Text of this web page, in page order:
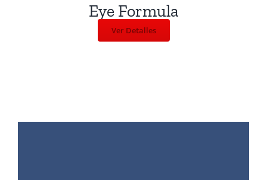
Eye Formula
Ver Detalles